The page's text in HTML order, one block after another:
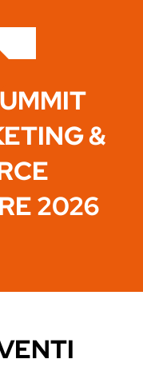
&
2026